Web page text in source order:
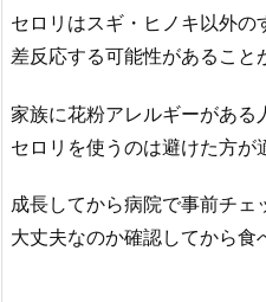
セロリはスギ・ヒノキ以外
差反応する可能性があること
家族に花粉アレルギーがある
セロリを使うのは避けた方が
成長してから病院で事前チェ
大丈夫なのか確認してから食